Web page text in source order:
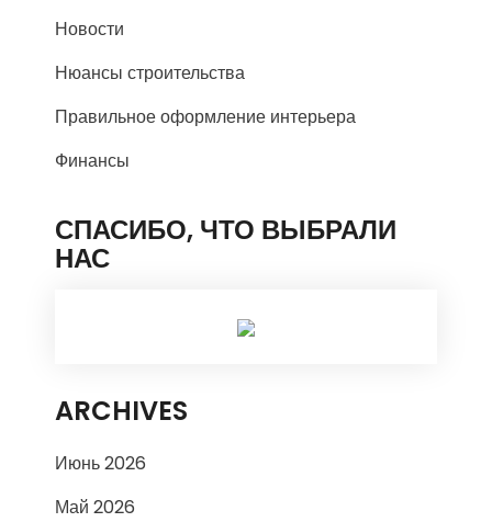
Новости
Нюансы строительства
Правильное оформление интерьера
Финансы
СПАСИБО, ЧТО ВЫБРАЛИ
НАС
ARCHIVES
Июнь 2026
Май 2026